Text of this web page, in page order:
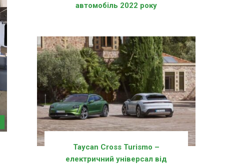
автомобіль 2022 року
Taycan Cross Turismo –
електричний універсал від